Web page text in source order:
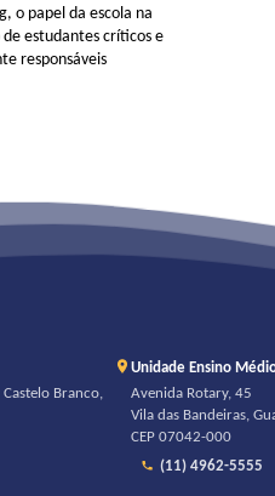
o papel da escola na
estudantes críticos e
responsáveis
Branco,
Unidade Ensino
Avenida Rotary, 45
Vila das Bandeiras,
CEP 07042-000
(11) 4962-5555